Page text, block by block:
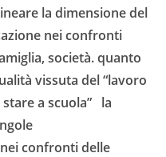
la dimensione del
nei confronti
società.quanto
vissuta del “lavoro
stare a scuola” la
confronti delle